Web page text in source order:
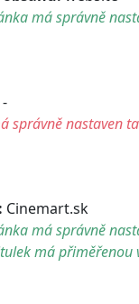
má správně
-
správně nastaven
Cinemart.sk
má správně
má přiměřenou